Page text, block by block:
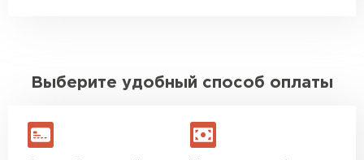
Выберите удобный способ оплаты